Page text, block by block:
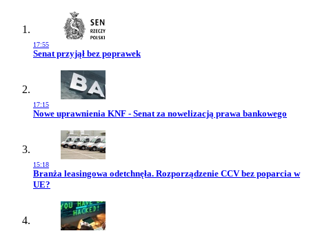
17:55
Przejdź do artykułu:
Senat przyjął bez poprawek
17:15
Przejdź do artykułu:
Nowe uprawnienia KNF - Senat za nowelizacją prawa bankowego
15:18
Przejdź do artykułu:
Branża leasingowa odetchnęła. Rozporządzenie CCV bez poparcia w
UE?